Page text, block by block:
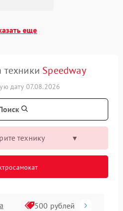
еще
техники Speedway
дату 07.08.2026
технику
500 рублей